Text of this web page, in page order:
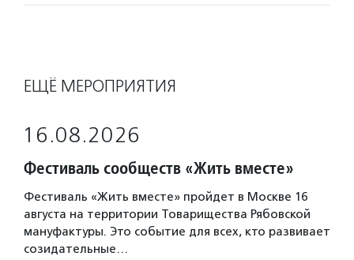
ЕЩЁ МЕРОПРИЯТИЯ
16.08.2026
Фестиваль сообществ «Жить вместе»
Фестиваль «Жить вместе» пройдет в Москве 16
августа на территории Товарищества Рябовской
мануфактуры. Это событие для всех, кто развивает
созидательные…